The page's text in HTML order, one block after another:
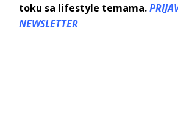
toku sa lifestyle temama.
NEWSLETTER